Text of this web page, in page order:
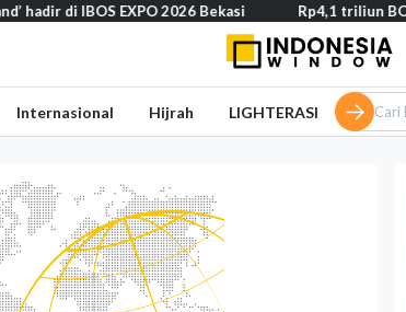
IBOS EXPO 2026 Bekasi Rp4,1 triliun BOS
Internasional Hijrah LIGHTERASI